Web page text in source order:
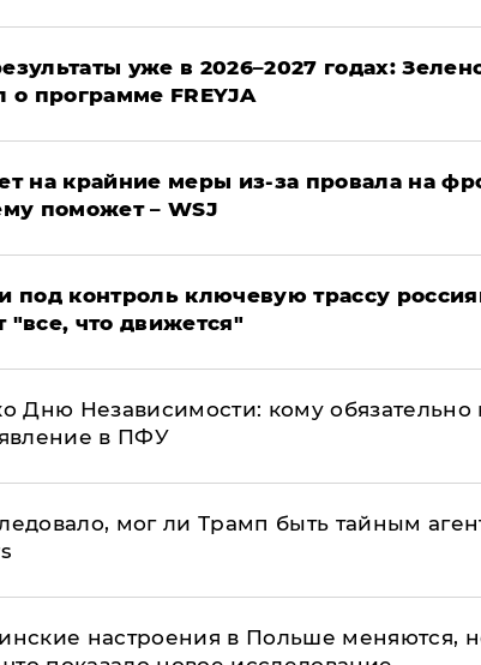
уже в 2026–2027 годах:
о программе FREYJA
на крайние меры из-за провала на
поможет – WSJ
под контроль ключевую трассу
"все, что движется"
Дню Независимости: кому обязательно
в ПФУ
мог ли Трамп быть тайным
настроения в Польше меняются,